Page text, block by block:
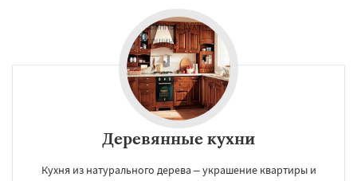
Деревянные кухни
Кухня из натурального дерева – украшение квартиры и